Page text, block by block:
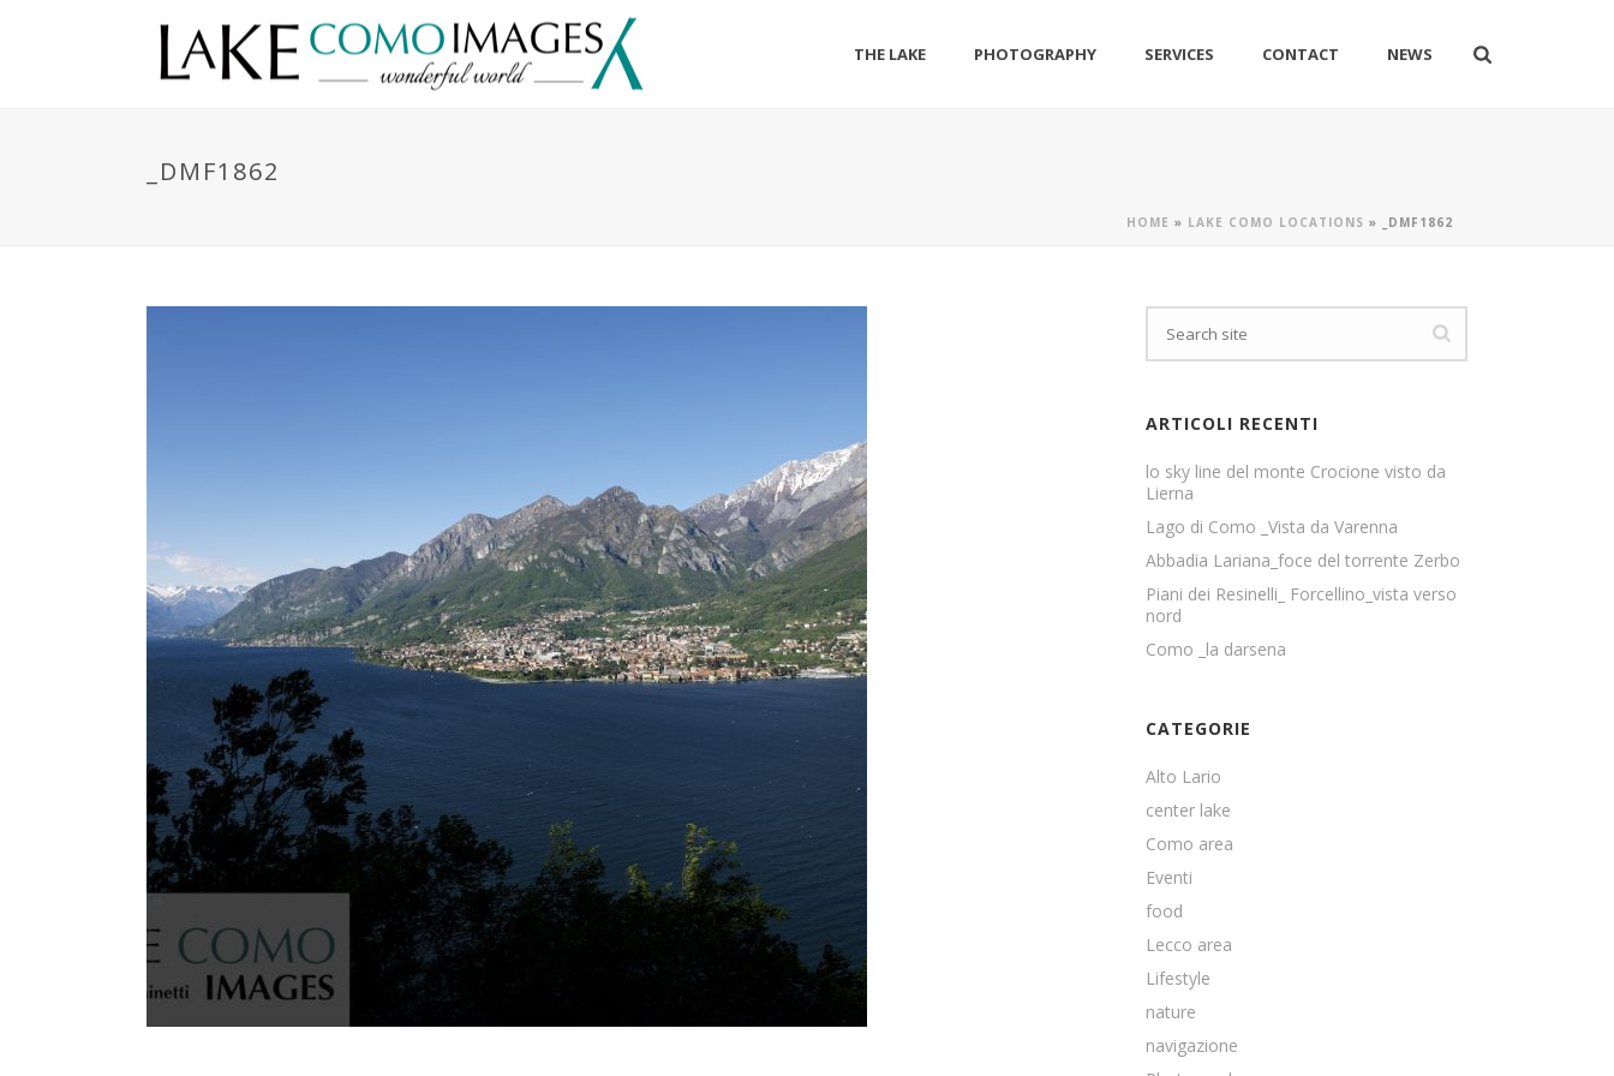
THE LAKE PHOTOGRAPHY SERVICES CONTACT NEWS
_DMF1862
HOME » LAKE COMO LOCATIONS » _DMF1862
ARTICOLI RECENTI
lo sky line del monte Crocione visto da
Lierna
Lago di Como _Vista da Varenna
Abbadia Lariana_foce del torrente Zerbo
Piani dei Resinelli_ Forcellino_vista verso
nord
Como _la darsena
CATEGORIE
Alto Lario
center lake
Como area
Eventi
food
Lecco area
Lifestyle
nature
navigazione